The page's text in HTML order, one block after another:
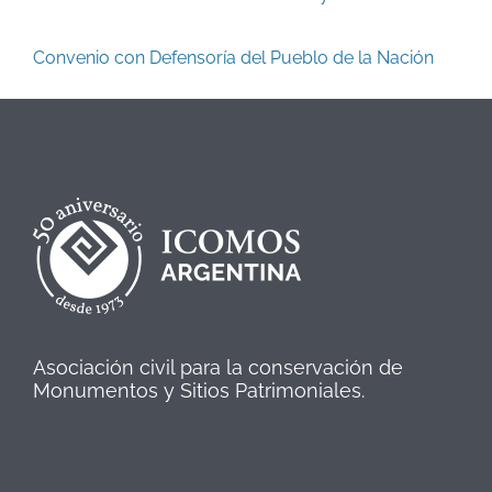
Convenio con Defensoría del Pueblo de la Nación
Asociación civil para la conservación de
Monumentos y Sitios Patrimoniales.